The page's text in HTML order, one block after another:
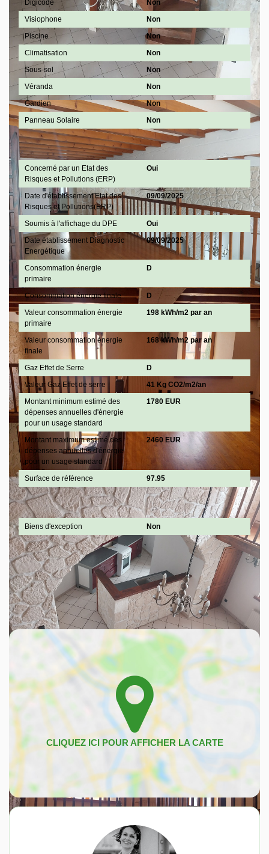
Digicode
Non
Visiophone
Non
Piscine
Non
Climatisation
Non
Sous-sol
Non
Véranda
Non
Gardien
Non
Panneau Solaire
Non
Diagnostics
Concerné par un Etat des
Risques et Pollutions (ERP)
Oui
Date d'établissement Etat des
Risques et Pollutions(ERP)
09/09/2025
Soumis à l'affichage du DPE
Oui
Date établissement Diagnostic
Energétique
09/09/2025
Consommation énergie
primaire
D
Consommation énergie finale
D
Valeur consommation énergie
primaire
198 kWh/m2 par an
Valeur consommation énergie
finale
168 kWh/m2 par an
Gaz Effet de Serre
D
Valeur Gaz Effet de serre
41 Kg CO2/m2/an
Montant minimum estimé des
dépenses annuelles d'énergie
pour un usage standard
1780 EUR
Montant maximum estimé des
dépenses annuelles d'énergie
pour un usage standard
2460 EUR
Surface de référence 97.95
Publicité
Biens d'exception Non
Découvrez votre futur quartier
Avec votre expert L'immobilier d'Antoine